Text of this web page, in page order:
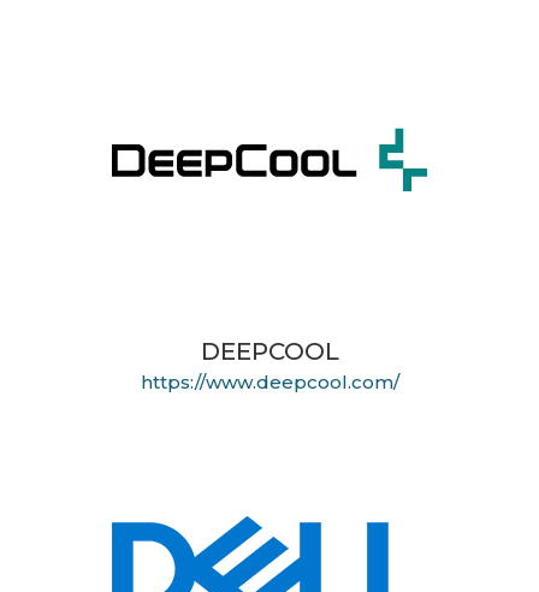
DEEPCOOL
https://www.deepcool.com/